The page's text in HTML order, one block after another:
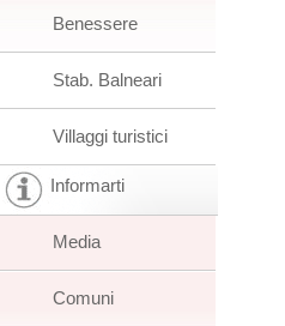
Benessere
Stab. Balneari
Villaggi turistici
Informarti
Media
Comuni